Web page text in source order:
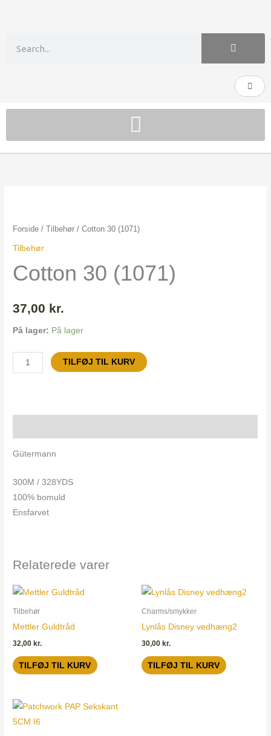
Kurv
Forside / Tilbehør / Cotton 30 (1071)
Tilbehør
Cotton 30 (1071)
37,00 kr.
På lager: På lager
(1071)
antal
TILFØJ TIL KURV
Gütermann
300M / 328YDS
100% bomuld
Ensfarvet
Relaterede varer
Tilbehør
Mettler Guldtråd
32,00kr.
TILFØJ TIL KURV
Charms/smykker
Lynlås Disney vedhæng2
30,00 kr.
TILFØJ TIL KURV